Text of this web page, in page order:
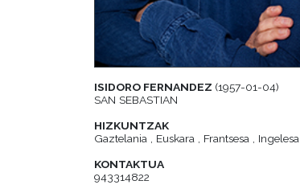
ISIDORO FERNANDEZ (1957-01-04)
SAN SEBASTIAN
HIZKUNTZAK
Gaztelania , Euskara , Frantsesa , Ingelesa
KONTAKTUA
943314822